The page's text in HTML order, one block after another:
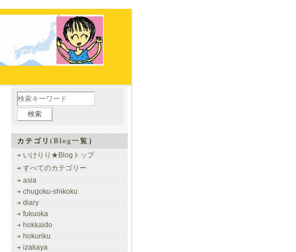
カテゴリ(Blog一覧）
いけりり★Blogトップ
すべてのカテゴリー
asia
chugoku-shikoku
diary
fukuoka
hokkaido
hokuriku
izakaya